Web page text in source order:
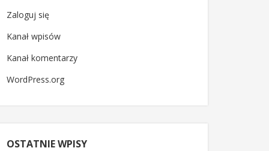
Zaloguj się
Kanał wpisów
Kanał komentarzy
WordPress.org
OSTATNIE WPISY